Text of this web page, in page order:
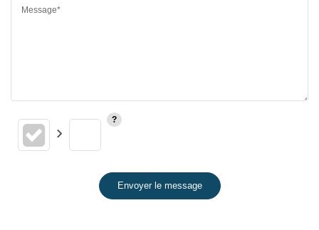
Message*
Envoyer le message